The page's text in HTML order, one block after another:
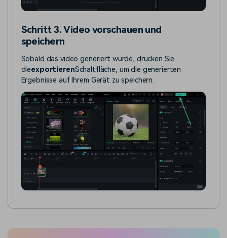
Schritt 3. Video vorschauen und
speichern
Sobald das video generiert wurde, drücken Sie
dieexportierenSchaltfläche, um die generierten
Ergebnisse auf Ihrem Gerät zu speichern.